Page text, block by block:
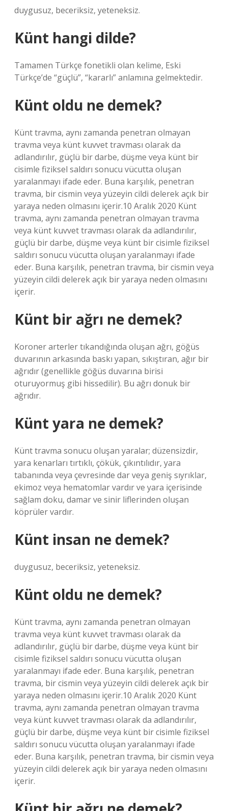
duygusuz, beceriksiz, yeteneksiz.
Künt hangi dilde?
Tamamen Türkçe fonetikli olan kelime, Eski
Türkçe’de “güçlü”, “kararlı” anlamına gelmektedir.
Künt oldu ne demek?
Künt travma, aynı zamanda penetran olmayan
travma veya künt kuvvet travması olarak da
adlandırılır, güçlü bir darbe, düşme veya künt bir
cisimle fiziksel saldırı sonucu vücutta oluşan
yaralanmayı ifade eder. Buna karşılık, penetran
travma, bir cismin veya yüzeyin cildi delerek açık bir
yaraya neden olmasını içerir.10 Aralık 2020 Künt
travma, aynı zamanda penetran olmayan travma
veya künt kuvvet travması olarak da adlandırılır,
güçlü bir darbe, düşme veya künt bir cisimle fiziksel
saldırı sonucu vücutta oluşan yaralanmayı ifade
eder. Buna karşılık, penetran travma, bir cismin veya
yüzeyin cildi delerek açık bir yaraya neden olmasını
içerir.
Künt bir ağrı ne demek?
Koroner arterler tıkandığında oluşan ağrı, göğüs
duvarının arkasında baskı yapan, sıkıştıran, ağır bir
ağrıdır (genellikle göğüs duvarına birisi
oturuyormuş gibi hissedilir). Bu ağrı donuk bir
ağrıdır.
Künt yara ne demek?
Künt travma sonucu oluşan yaralar; düzensizdir,
yara kenarları tırtıklı, çökük, çıkıntılıdır, yara
tabanında veya çevresinde dar veya geniş sıyrıklar,
ekimoz veya hematomlar vardır ve yara içerisinde
sağlam doku, damar ve sinir liflerinden oluşan
köprüler vardır.
Künt insan ne demek?
duygusuz, beceriksiz, yeteneksiz.
Künt oldu ne demek?
Künt travma, aynı zamanda penetran olmayan
travma veya künt kuvvet travması olarak da
adlandırılır, güçlü bir darbe, düşme veya künt bir
cisimle fiziksel saldırı sonucu vücutta oluşan
yaralanmayı ifade eder. Buna karşılık, penetran
travma, bir cismin veya yüzeyin cildi delerek açık bir
yaraya neden olmasını içerir.10 Aralık 2020 Künt
travma, aynı zamanda penetran olmayan travma
veya künt kuvvet travması olarak da adlandırılır,
güçlü bir darbe, düşme veya künt bir cisimle fiziksel
saldırı sonucu vücutta oluşan yaralanmayı ifade
eder. Buna karşılık, penetran travma, bir cismin veya
yüzeyin cildi delerek açık bir yaraya neden olmasını
içerir.